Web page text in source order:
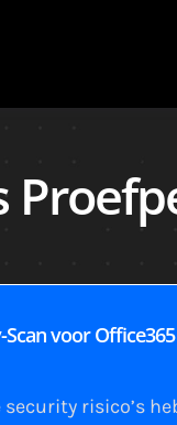
voor Office365
risico’s